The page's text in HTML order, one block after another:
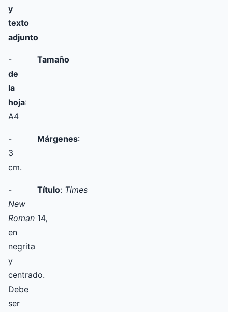
y
texto
adjunto
- Tamaño
de
la
hoja:
A4
- Márgenes:
3
cm.
- Título: Times
New
Roman 14,
en
negrita
y
centrado.
Debe
ser